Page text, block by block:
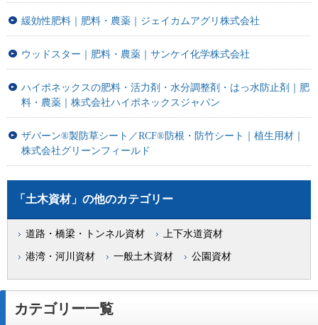
緩効性肥料｜肥料・農薬｜ジェイカムアグリ株式会社
ウッドスター｜肥料・農薬｜サンケイ化学株式会社
ハイポネックスの肥料・活力剤・水分調整剤・はっ水防止剤｜肥
料・農薬｜株式会社ハイポネックスジャパン
ザバーン®製防草シート／RCF®防根・防竹シート｜植生用材｜
株式会社グリーンフィールド
「土木資材」の他のカテゴリー
道路・橋梁・トンネル資材 上下水道資材
港湾・河川資材 一般土木資材 公園資材
カテゴリー一覧